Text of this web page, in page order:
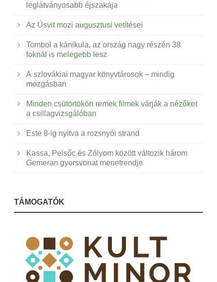
leglátványosabb éjszakája
Az Úsvit mozi augusztusi vetítései
Tombol a kánikula, az ország nagy részén 38
foknál is melegebb lesz
A szlovákiai magyar könyvtárosok – mindig
mozgásban
Minden csütörtökön remek filmek várják a nézőket
a csillagvizsgálóban
Este 8-ig nyitva a rozsnyói strand
Kassa, Pelsőc és Zólyom között változik három
Gemeran gyorsvonat menetrendje
TÁMOGATÓK